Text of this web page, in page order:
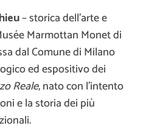
– storica dell’arte e
Marmottan Monet di
dal Comune di Milano
ed espositivo dei
Reale, nato con l’intento
e la storia dei più